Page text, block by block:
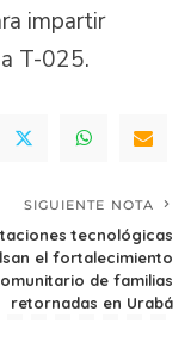
impartir
T-025.
SIGUIENTE NOTA
tecnológicas
el fortalecimiento
de familias
retornadas en Urabá